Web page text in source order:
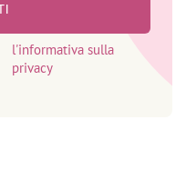
l'informativa sulla
privacy